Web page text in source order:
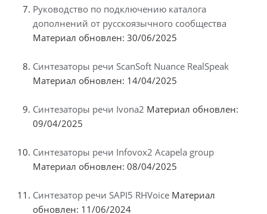
Руководство по подключению каталога
дополнений от русскоязычного сообщества
Материал обновлен: 30/06/2025
Синтезаторы речи ScanSoft Nuance RealSpeak
Материал обновлен: 14/04/2025
Синтезаторы речи Ivona2 Материал обновлен:
09/04/2025
Синтезаторы речи Infovox2 Acapela group
Материал обновлен: 08/04/2025
Синтезатор речи SAPI5 RHVoice Материал
обновлен: 11/06/2024